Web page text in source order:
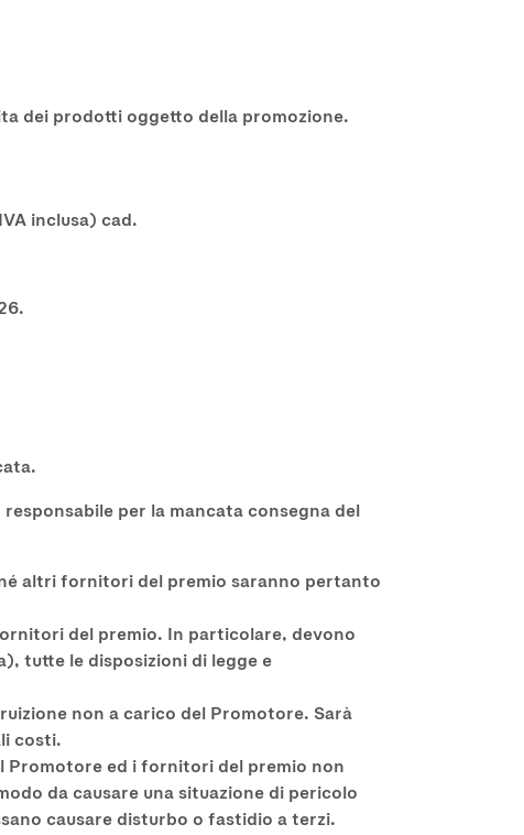
dei prodotti oggetto della promozione.
inclusa) cad.
per la mancata consegna del
altri fornitori del premio saranno pertanto
del premio. In particolare, devono
tutte le disposizioni di legge e
non a carico del Promotore. Sarà
costi.
Promotore ed i fornitori del premio non
da causare una situazione di pericolo
causare disturbo o fastidio a terzi.